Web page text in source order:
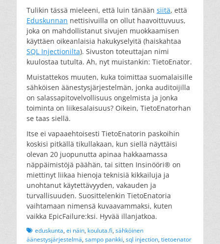
Tulikin tässä mieleeni, että luin tänään siitä, että
Eduskunnan nettisivuilla on ollut haavoittuvuus,
joka on mahdollistanut sivujen muokkaamisen
käyttäen oikeanlaisia hakukyselyitä (haiskahtaa
SQL Injectionilta). Sivuston toteuttajan nimi
kuulostaa tutulta. Ah, nyt muistankin: TietoEnator.
Muistattekos muuten, kuka toimittaa suomalaisille
sähköisen äänestysjärjestelmän, jonka auditoijilla
on salassapitovelvollisuus ongelmista ja jonka
toiminta on liikesalaisuus? Oikein, TietoEnatorhan
se taas siellä.
Itse ei vapaaehtoisesti TietoEnatorin paskoihin
koskisi pitkällä tikullakaan, kun siellä näyttäisi
olevan 20 juopunutta apinaa hakkaamassa
näppäimistöjä päähän, tai sitten Insinööri® on
miettinyt liikaa hienoja teknisiä kikkailuja ja
unohtanut käytettävyyden, vakauden ja
turvallisuuden. Suosittelenkin TietoEnatoria
vaihtamaan nimensä kuvaavammaksi, kuten
vaikka EpicFailure:ksi. Hyvää illanjatkoa.
Tagseduskunta, ei näin, kouluta.fi, sähköinen
äänestysjärjestelmä, sampo pankki, sql injection, tietoenator